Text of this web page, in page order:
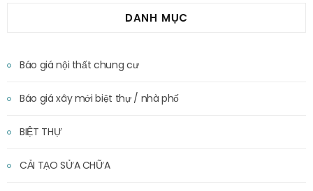
DANH MỤC
Báo giá nội thất chung cư
Báo giá xây mới biệt thự / nhà phố
BIỆT THỰ
CẢI TẠO SỬA CHỮA